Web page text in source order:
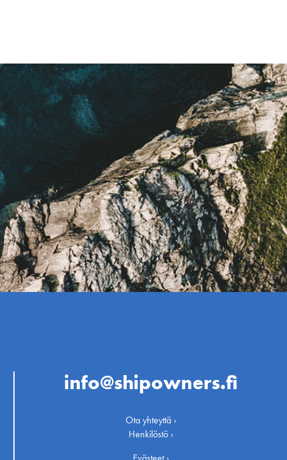
info@shipowners.fi
Ota yhteyttä ›
Henkilöstö ›